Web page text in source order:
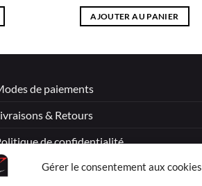
Gérer le consentement aux cookies
AJOUTER AU PANIER
de paiements
& Retours
de confidentialité
légales